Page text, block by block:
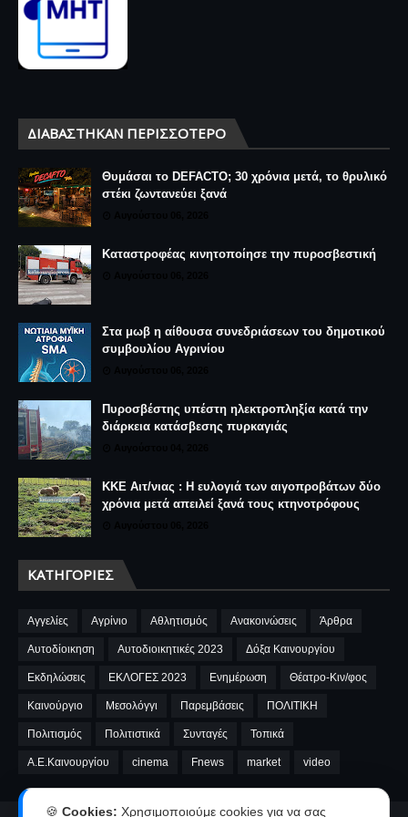
ΔΙΑΒΆΣΤΗΚΑΝ ΠΕΡΙΣΣΌΤΕΡΟ
Θυμάσαι το DEFACTO; 30 χρόνια μετά, το θρυλικό
στέκι ζωντανεύει ξανά
Καταστροφέας κινητοποίησε την πυροσβεστική
Στα μωβ η αίθουσα συνεδριάσεων του δημοτικού
συμβουλίου Αγρινίου
Πυροσβέστης υπέστη ηλεκτροπληξία κατά την
διάρκεια κατάσβεσης πυρκαγιάς
ΚΚΕ Αιτ/νιας : Η ευλογιά των αιγοπροβάτων δύο
χρόνια μετά απειλεί ξανά τους κτηνοτρόφους
ΚΑΤΗΓΟΡΊΕΣ
Αγγελίες Αγρίνιο Αθλητισμός Ανακοινώσεις Άρθρα
Αυτοδίοικηση Αυτοδιοικητικές 2023 Δόξα Καινουργίου
Εκδηλώσεις ΕΚΛΟΓΕΣ 2023 Ενημέρωση Θέατρο-Κιν/φος
Καινούργιο Μεσολόγγι Παρεμβάσεις ΠΟΛΙΤΙΚΗ
Πολιτισμός Πολιτιστικά Συνταγές Τοπικά
A.E.Καινουργίου cinema Fnews market video
🍪 Cookies: Χρησιμοποιούμε cookies για να σας